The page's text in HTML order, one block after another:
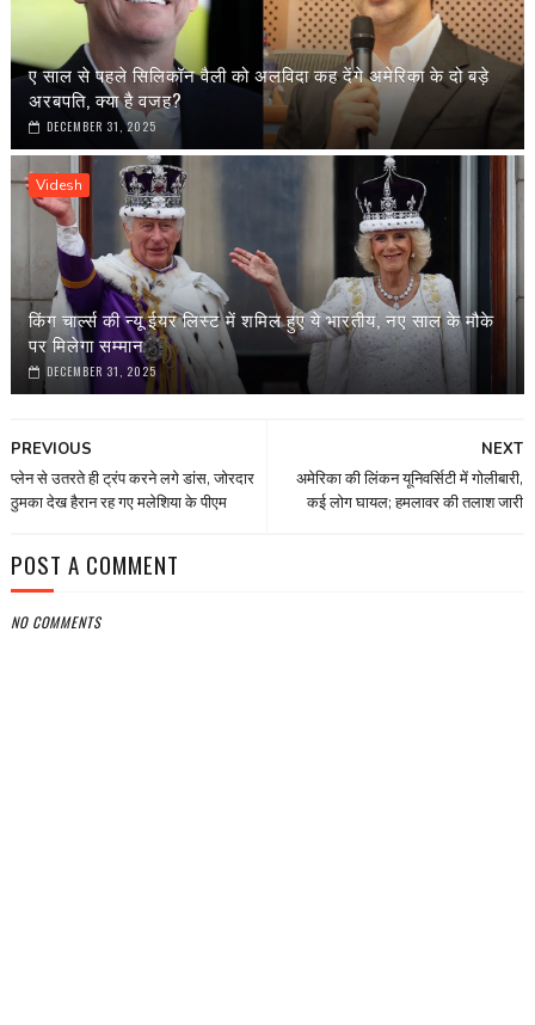
ए साल से पहले सिलिकॉन वैली को अलविदा कह देंगे अमेरिका के दो बड़े
अरबपति, क्या है वजह?
DECEMBER 31, 2025
Videsh
किंग चार्ल्स की न्यू ईयर लिस्ट में शमिल हुए ये भारतीय, नए साल के मौके
पर मिलेगा सम्मान
DECEMBER 31, 2025
NEXT
अमेरिका की लिंकन यूनिवर्सिटी में गोलीबारी,
कई लोग घायल; हमलावर की तलाश जारी
PREVIOUS
प्लेन से उतरते ही ट्रंप करने लगे डांस, जोरदार
ठुमका देख हैरान रह गए मलेशिया के पीएम
POST A COMMENT
NO COMMENTS